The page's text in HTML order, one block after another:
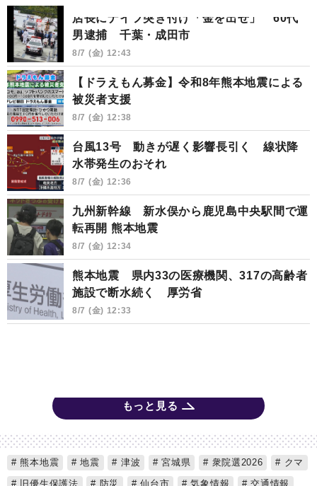
店長にナイフ突き付け「金を出せ」 60代
男逮捕 千葉・成田市
8/7 (金) 12:43
【ドラえもん募金】令和8年熊本地震による
被災者支援
8/7 (金) 12:38
台風13号 動きが遅く影響長引く 線状降
水帯発生のおそれ
8/7 (金) 12:36
九州新幹線 新水俣から鹿児島中央駅間で運
転再開 熊本地震
8/7 (金) 12:34
熊本地震 県内33の医療機関、317の高齢者
施設で断水続く 厚労省
8/7 (金) 12:33
もっと見る
熊本地震 地震 津波 宮城県 衆院選2026
クマ
旧優生保護法
防災 仙台市 気象情報
交通情報